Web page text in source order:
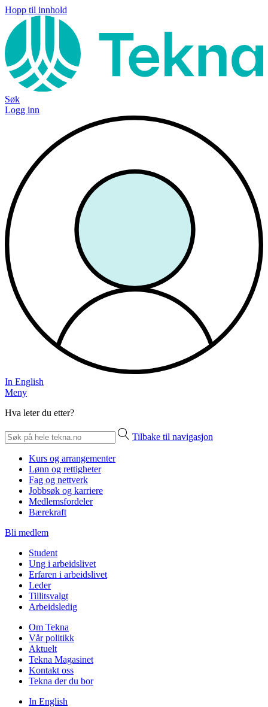
Hopp til innhold
Søk
Logg inn
In English
Meny
Hva leter du etter?
Tilbake til navigasjon
Kurs og arrangementer
Lønn og rettigheter
Fag og nettverk
Jobbsøk og karriere
Medlemsfordeler
Bærekraft
Bli medlem
Student
Ung i arbeidslivet
Erfaren i arbeidslivet
Leder
Tillitsvalgt
Arbeidsledig
Om Tekna
Vår politikk
Aktuelt
Tekna Magasinet
Kontakt oss
Tekna der du bor
In English